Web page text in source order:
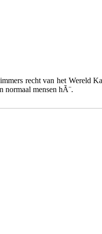
recht van het Wereld
normaal mensen hÃ¨.